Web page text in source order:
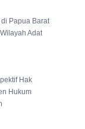
Papua Barat
Adat
Hak
Hukum